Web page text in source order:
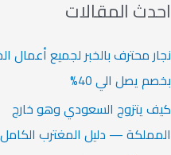
ن
:
احدث المقالات
نجار محترف بالخبر لجميع أعمال
بخصم يصل الي 40%
كيف يتزوج السعودي وهو خارج
المملكة — دليل المغترب الكامل
ت